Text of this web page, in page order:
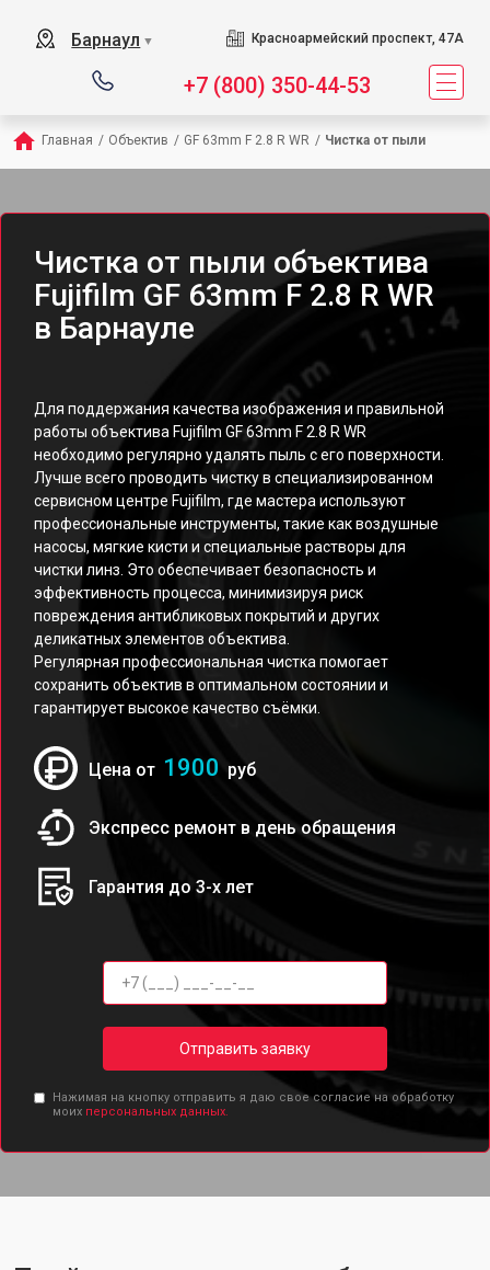
Барнаул ▼ Красноармейский проспект, 47А
+7 (800) 350-44-53
Главная / Объектив / GF 63mm F 2.8 R WR / Чистка от пыли
Чистка от пыли объектива
Fujifilm GF 63mm F 2.8 R WR
в Барнауле
Для поддержания качества изображения и правильной
работы объектива Fujifilm GF 63mm F 2.8 R WR
необходимо регулярно удалять пыль с его поверхности.
Лучше всего проводить чистку в специализированном
сервисном центре Fujifilm, где мастера используют
профессиональные инструменты, такие как воздушные
насосы, мягкие кисти и специальные растворы для
чистки линз. Это обеспечивает безопасность и
эффективность процесса, минимизируя риск
повреждения антибликовых покрытий и других
деликатных элементов объектива.
Регулярная профессиональная чистка помогает
сохранить объектив в оптимальном состоянии и
гарантирует высокое качество съёмки.
Цена от 1900 руб
Экспресс ремонт в день обращения
Гарантия до 3-х лет
Отправить заявку
Нажимая на кнопку отправить я даю свое согласие на обработку
моих персональных данных.